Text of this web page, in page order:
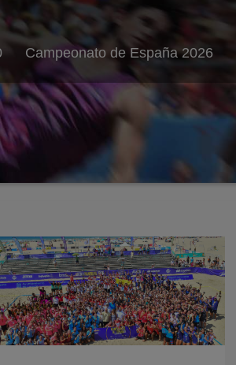
Campeonato de España 2026